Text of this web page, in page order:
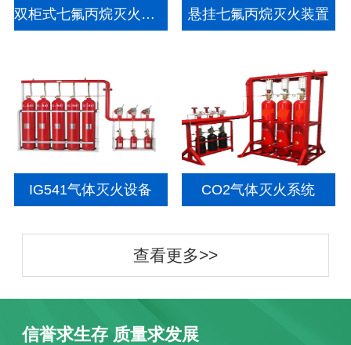
双柜式七氟丙烷灭火装置 悬挂七氟丙烷灭火装置
IG541气体灭火设备 CO2气体灭火系统
查看更多>>
信誉求生存 质量求发展